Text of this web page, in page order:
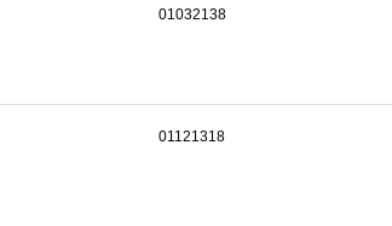
01032138
01121318